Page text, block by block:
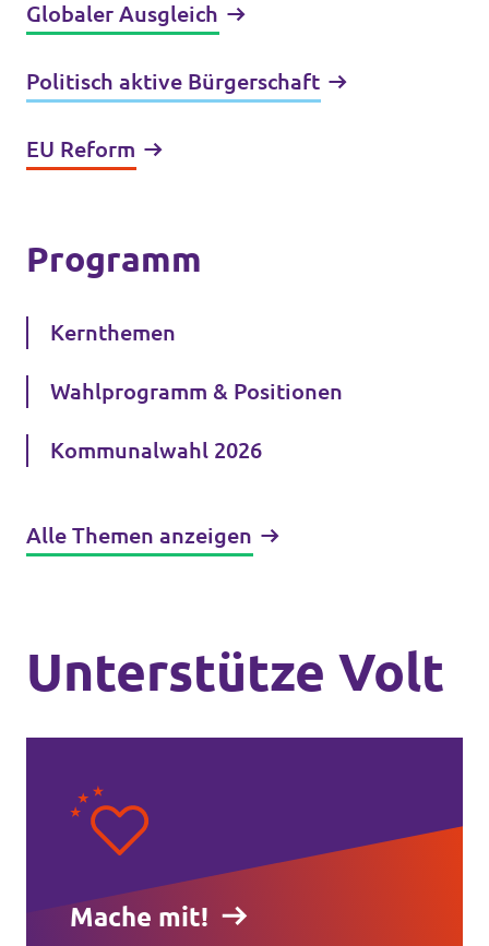
Globaler Ausgleich
Politisch aktive Bürgerschaft
EU Reform
Programm
Kernthemen
Wahlprogramm & Positionen
Kommunalwahl 2026
Alle Themen anzeigen
Unterstütze Volt
Mache mit!